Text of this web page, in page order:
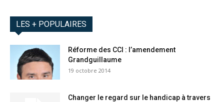
LES + POPULAIRES
Réforme des CCI : l’amendement
Grandguillaume
19 octobre 2014
Changer le regard sur le handicap à travers